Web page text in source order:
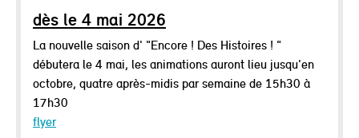
dès le 4 mai 2026
La nouvelle saison d' "Encore ! Des Histoires ! "
débutera le 4 mai, les animations auront lieu jusqu'en
octobre, quatre après-midis par semaine de 15h30 à
17h30
flyer